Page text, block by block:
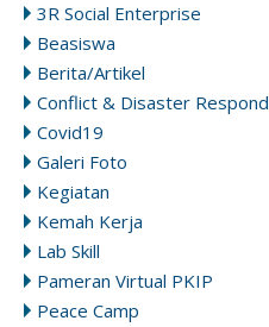
3R Social Enterprise
Beasiswa
Berita/Artikel
Conflict & Disaster Respond
Covid19
Galeri Foto
Kegiatan
Kemah Kerja
Lab Skill
Pameran Virtual PKIP
Peace Camp